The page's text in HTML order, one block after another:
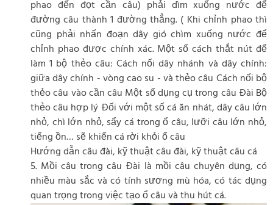
phao đến đọt cần câu) phải dìm xuống nước để
đường câu thành 1 đường thẳng. ( Khi chỉnh phao thì
cũng phải nhấn đoạn dây gió chìm xuống nước để
chỉnh phao được chính xác. Một số cách thắt nút để
làm 1 bộ thẻo câu: Cách nối dây nhánh và dây chính:
giữa dây chính - vòng cao su - và thẻo câu Cách nối bộ
thẻo câu vào cần câu Một số dụng cụ trong câu Đài Bộ
thẻo câu hợp lý Đối với một số cá ăn nhát, dây câu lớn
nhỏ, chì lớn nhỏ, sẩy cá trong ổ câu, lưỡi câu lớn nhỏ,
tiếng ồn… sẽ khiến cá rời khỏi ổ câu
Hướng dẫn câu đài, kỹ thuật câu đài, kỹ thuật câu cá
5. Mồi câu trong câu Đài là mồi câu chuyên dụng, có
nhiều màu sắc và có tính sương mù hóa, có tác dụng
quan trọng trong việc tạo ổ câu và thu hút cá.